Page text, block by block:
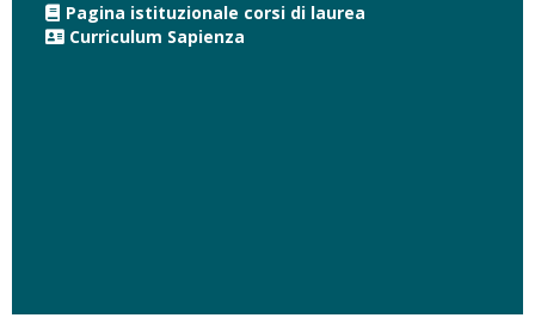
Pagina istituzionale corsi di laurea
Curriculum Sapienza